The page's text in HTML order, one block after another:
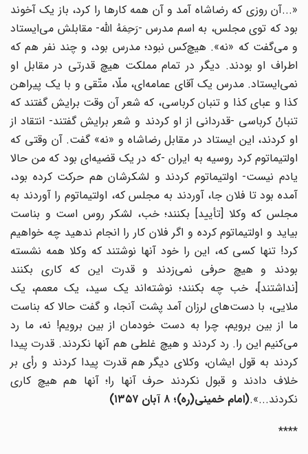
«...آن روزی که رضاشاه آمد و آن همه کارها را کرد، باز یک آخوند
بود که توی مجلس، به اسم مدرس -رَحِمَهُ الله- مقابلش می‌ایستاد
و می‌گفت که «نه». هیچ‌کس نبود؛ مدرس بود، و چند نفر هم که
اطراف او بودند. دیگر در تمام مملکت هیچ قدرتی در مقابل او
نمی‌ایستاد. مدرس یک آقای عمامه‌ای، ملّا، متّقی و با یک پیراهن
کذا و عبای کذا و تنبان کرباسی، که شعر آن وقت برایش گفتند که
تنبانْ کرباسی -قدردانی از او کردند و شعر برایش گفتند- انتقاد از
او کردند، این ایستاد در مقابل رضاشاه و «نه» گفت. آن وقتی که
اولتیماتوم کرد روسیه به ایران -که در یک قضیه‌ای بود که من حالا
یادم نیست- اولتیماتوم کردند و لشکرشان هم حرکت کرده بود،
آمده بود تا فلان جا، آوردند به مجلس که، اولتیماتوم را آوردند به
مجلس که وکلا [تأیید] بکنند؛ خب، لشکر روس است و بناست
بیاید و اولتیماتوم کرده و اگر فلان کار را انجام ندهید چه خواهیم
کرد! تنها کسی که، این را خود آنها نوشتند که وکلا همه نشسته
بودند و هیچ حرفی نمی‌زدند و قدرت این که کاری بکنند
[نداشتند]، خب چه بکنند؛ نوشته‌اند یک سید، یک معمم، یک
ملایی، با دست‌های لرزان آمد پشت آنجا، و گفت حالا که بناست
ما از بین برویم، چرا به دست خودمان از بین برویم! نه، ما رد
می‌کنیم این را. رد کردند و هیچ غلطی هم آنها نکردند. قدرت پیدا
کردند به قول ایشان، وکلای دیگر هم قدرت پیدا کردند و رأی بر
خلاف دادند و قبول نکردند حرف آنها را؛ آنها هم هیچ کاری
نکردند...».(امام خمینی(ره)؛ ۸ آبان ۱۳۵۷
)
****